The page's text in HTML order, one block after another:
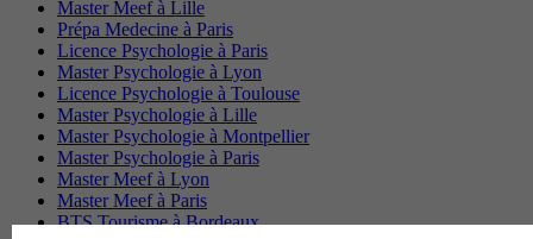
Master Meef à Lille
Prépa Medecine à Paris
Licence Psychologie à Paris
Master Psychologie à Lyon
Licence Psychologie à Toulouse
Master Psychologie à Lille
Master Psychologie à Montpellier
Master Psychologie à Paris
Master Meef à Lyon
Master Meef à Paris
BTS Tourisme à Bordeaux